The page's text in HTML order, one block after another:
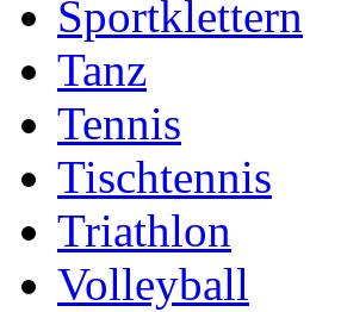
Sportklettern
Tanz
Tennis
Tischtennis
Triathlon
Volleyball